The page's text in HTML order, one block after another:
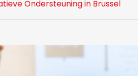
Ondersteuning in Brussel